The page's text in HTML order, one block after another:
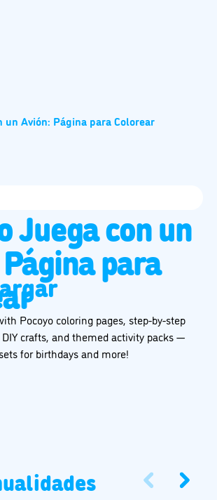
un Avión: Página para Colorear
Juega con un
para
Pocoyo coloring pages, step-by-step
crafts, and themed activity packs —
for birthdays and more!